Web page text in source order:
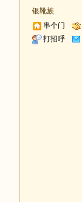
银靴族
串个门
打招呼